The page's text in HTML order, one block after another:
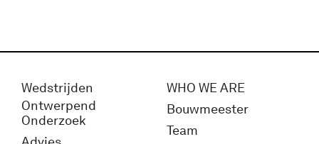
Wedstrijden
Ontwerpend
Onderzoek
WHO WE ARE
Bouwmeester
Team